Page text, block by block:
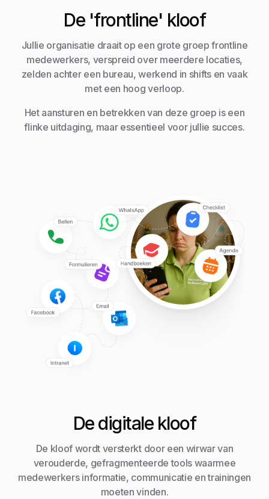
De 'frontline' kloof
Jullie organisatie draait op een grote groep frontline
medewerkers, verspreid over meerdere locaties,
zelden achter een bureau, werkend in shifts en vaak
met een hoog verloop.
Het aansturen en betrekken van deze groep is een
flinke uitdaging, maar essentieel voor jullie succes.
De digitale kloof
De kloof wordt versterkt door een wirwar van
verouderde, gefragmenteerde tools waarmee
medewerkers informatie, communicatie en trainingen
moeten vinden.